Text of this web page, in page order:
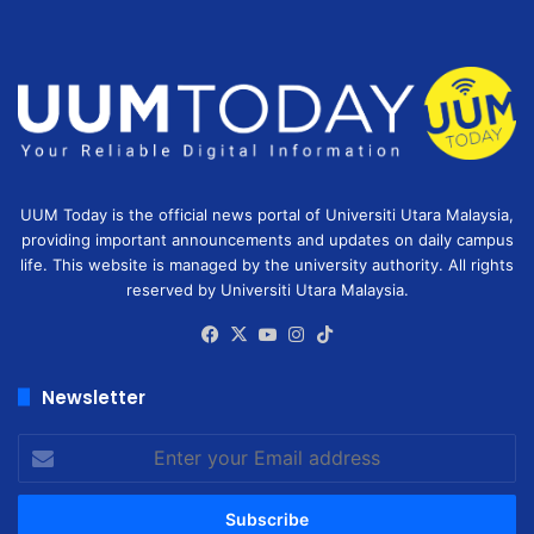
UUM Today is the official news portal of Universiti Utara Malaysia,
providing important announcements and updates on daily campus
life. This website is managed by the university authority. All rights
reserved by Universiti Utara Malaysia.
Facebook
X YouTubeInstagram
Newsletter
your
Email